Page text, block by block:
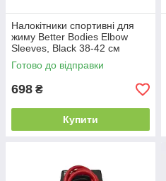
Налокітники спортивні для
жиму Better Bodies Elbow
Sleeves, Black 38-42 см
Готово до відправки
698 ₴
Купити